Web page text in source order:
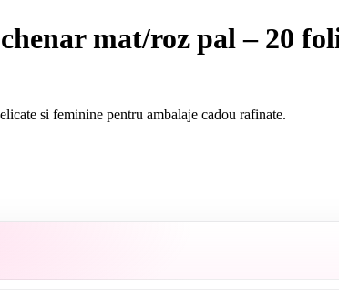
mat/roz pal – 20
si feminine pentru ambalaje cadou rafinate.